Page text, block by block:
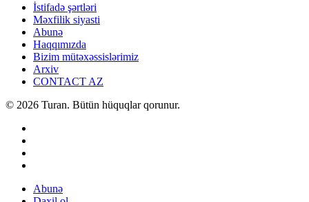
İstifadə şərtləri
Məxfilik siyasti
Abunə
Haqqımızda
Bizim mütəxəssislərimiz
Arxiv
CONTACT AZ
© 2026 Turan. Bütün hüquqlar qorunur.
Abunə